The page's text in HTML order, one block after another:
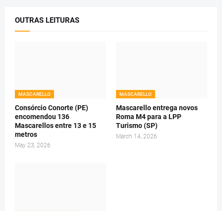
OUTRAS LEITURAS
MASCARELLO
Consórcio Conorte (PE)
encomendou 136
Mascarellos entre 13 e 15
metros
May 23, 2026
MASCARELLO
Mascarello entrega novos
Roma M4 para a LPP
Turismo (SP)
March 14, 2026